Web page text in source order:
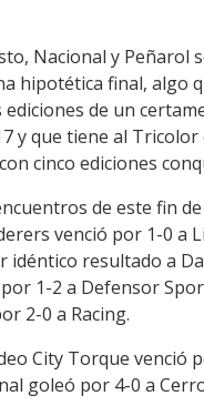
Nacional y Peñarol
hipotética final, algo
de un
y que tiene al Tricolor
cinco ediciones
de este fin
venció por 1-0 a
idéntico resultado a
1-2 a Defensor
2-0 a Racing.
City Torque venció
goleó por 4-0 a